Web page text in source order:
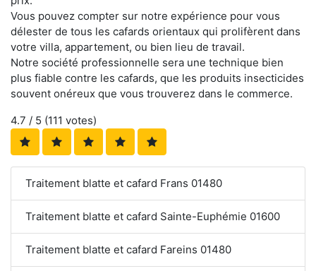
Vous pouvez compter sur notre expérience pour vous
délester de tous les cafards orientaux qui prolifèrent dans
votre villa, appartement, ou bien lieu de travail.
Notre société professionnelle sera une technique bien
plus fiable contre les cafards, que les produits insecticides
souvent onéreux que vous trouverez dans le commerce.
4.7 / 5 (111 votes)
Traitement blatte et cafard Frans 01480
Traitement blatte et cafard Sainte-Euphémie 01600
Traitement blatte et cafard Fareins 01480